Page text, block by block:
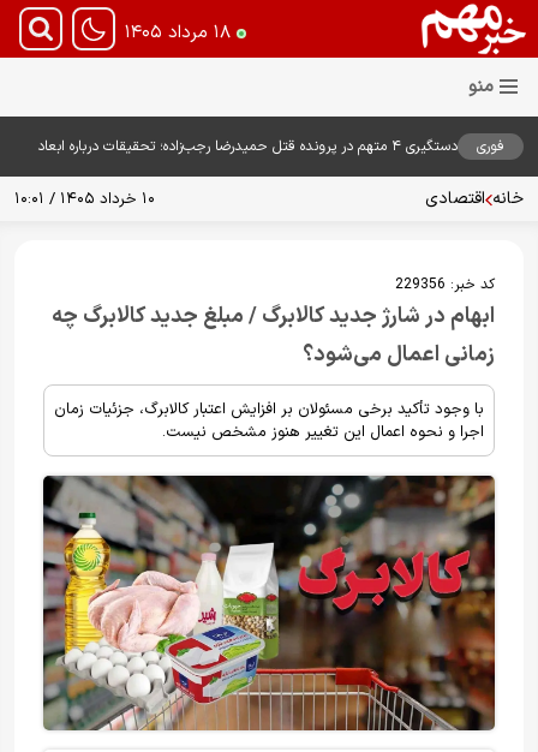
۱۸ مرداد ۱۴۰۵
فوری
دستگیری ۴ متهم در پرونده قتل حمیدرضا رجب‌زاده؛ تحقیقات درباره ابعاد
خانه اقتصادی ۱۰ خرداد ۱۴۰۵ / ۱۰:۰۱
کد خبر: 229356
ابهام در شارژ جدید کالابرگ / مبلغ جدید کالابرگ چه
زمانی اعمال می‌شود؟
با وجود تأکید برخی مسئولان بر افزایش اعتبار کالابرگ، جزئیات زمان
اجرا و نحوه اعمال این تغییر هنوز مشخص نیست.